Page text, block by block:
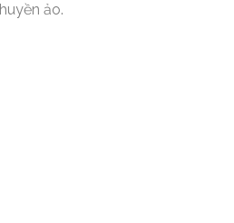
huyền ảo.